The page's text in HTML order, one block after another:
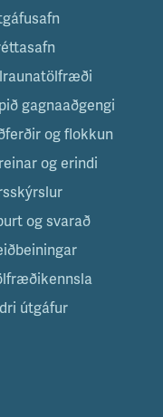
gagnaaðgengi
og flokkun
og erindi
og svarað
útgáfur